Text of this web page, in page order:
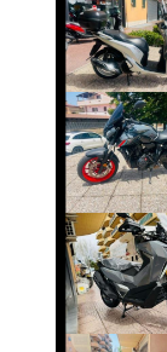
€
YAMAHA
€
SYM
€